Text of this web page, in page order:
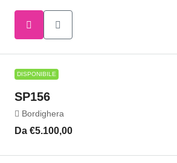
DISPONIBILE
SP156
Bordighera
Da €5.100,00